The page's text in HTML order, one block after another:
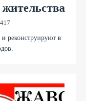
жительства
реконструируют в